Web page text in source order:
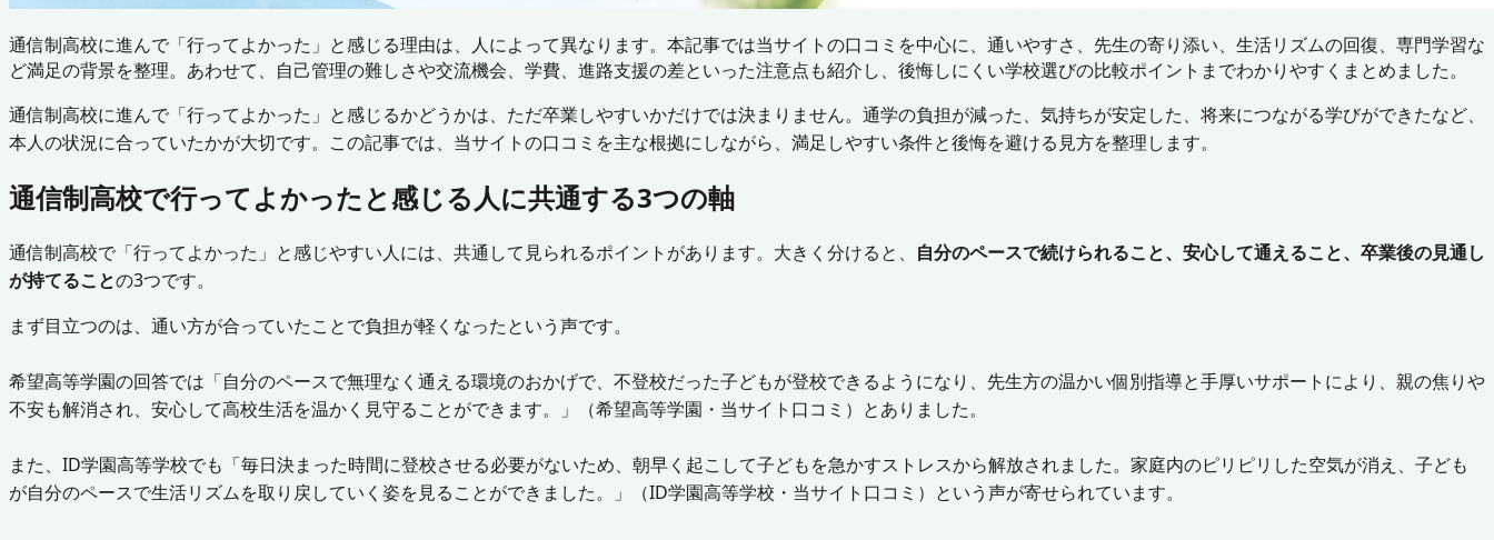
通信制高校に進んで「行ってよかった」と感じる理由は、人によって異なります。本記事では当サイトの口コミを中心に、通いやすさ、先生の寄り添い、生活リズムの回復、専門学習な
ど満足の背景を整理。あわせて、自己管理の難しさや交流機会、学費、進路支援の差といった注意点も紹介し、後悔しにくい学校選びの比較ポイントまでわかりやすくまとめました。
通信制高校に進んで「行ってよかった」と感じるかどうかは、ただ卒業しやすいかだけでは決まりません。通学の負担が減った、気持ちが安定した、将来につながる学びができたなど、
本人の状況に合っていたかが大切です。この記事では、当サイトの口コミを主な根拠にしながら、満足しやすい条件と後悔を避ける見方を整理します。
通信制高校で行ってよかったと感じる人に共通する3つの軸
通信制高校で「行ってよかった」と感じやすい人には、共通して見られるポイントがあります。大きく分けると、 自分のペースで続けられること、安心して通えること、卒業後の見通し
が持てることの3つです。
まず目立つのは、通い方が合っていたことで負担が軽くなったという声です。
希望高等学園の回答では「自分のペースで無理なく通える環境のおかげで、不登校だった子どもが登校できるようになり、先生方の温かい個別指導と手厚いサポートにより、親の焦りや
不安も解消され、安心して高校生活を温かく見守ることができます。」（希望高等学園・当サイト口コミ）とありました。
また、ID学園高等学校でも「毎日決まった時間に登校させる必要がないため、朝早く起こして子どもを急かすストレスから解放されました。家庭内のピリピリした空気が消え、子ども
が自分のペースで生活リズムを取り戻していく姿を見ることができました。」（ID学園高等学校・当サイト口コミ）という声が寄せられています。